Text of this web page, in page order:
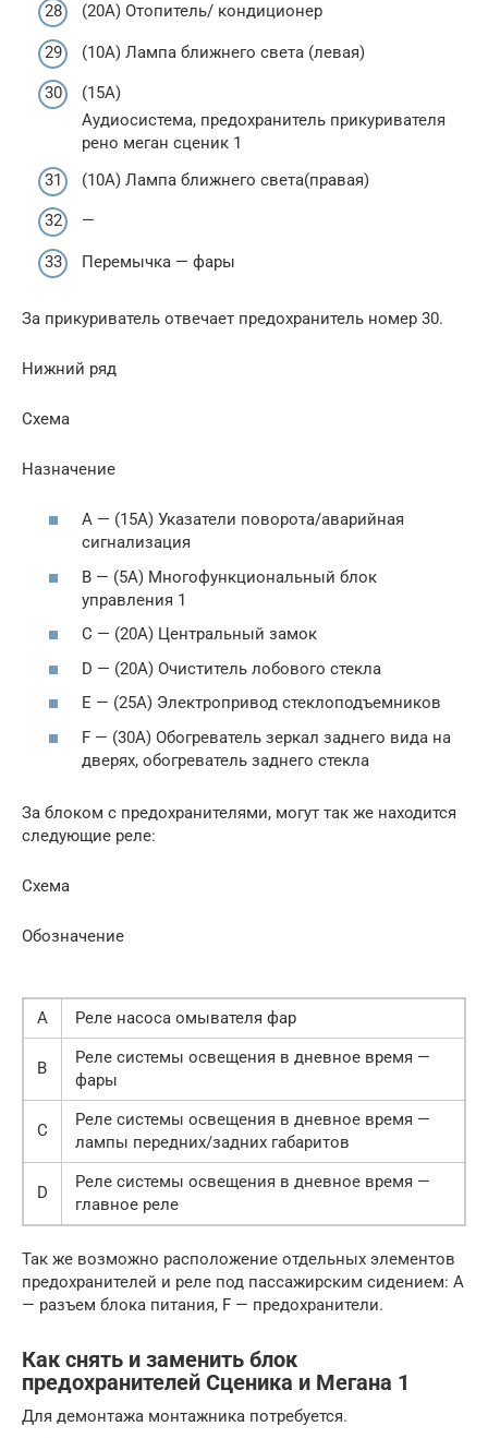
(20A) Отопитель/ кондиционер
(10A) Лампа ближнего света (левая)
(15A)
Аудиосистема, предохранитель прикуривателя
рено меган сценик 1
(10A) Лампа ближнего света(правая)
—
Перемычка — фары
За прикуриватель отвечает предохранитель номер 30.
Нижний ряд
Схема
Назначение
A — (15А) Указатели поворота/аварийная
сигнализация
B — (5А) Многофункциональный блок
управления 1
C — (20А) Центральный замок
D — (20А) Очиститель лобового стекла
E — (25А) Электропривод стеклоподъемников
F — (30А) Обогреватель зеркал заднего вида на
дверях, обогреватель заднего стекла
За блоком с предохранителями, могут так же находится
следующие реле:
Схема
Обозначение
A Реле насоса омывателя фар
B
Реле системы освещения в дневное время —
фары
C
Реле системы освещения в дневное время —
лампы передних/задних габаритов
D
Реле системы освещения в дневное время —
главное реле
Так же возможно расположение отдельных элементов
предохранителей и реле под пассажирским сидением: А
— разъем блока питания, F — предохранители.
Как снять и заменить блок
предохранителей Сценика и Мегана 1
Для демонтажа монтажника потребуется.